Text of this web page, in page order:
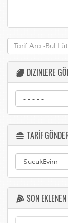
DIZINLERE
TARİF
SON